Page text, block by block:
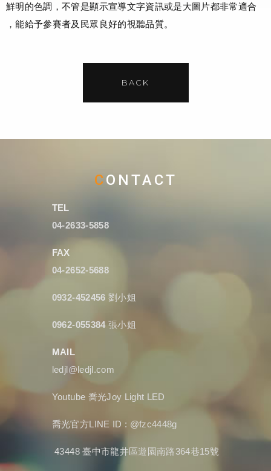
鮮明的色調，不管是顯示宣導文字資訊或是大圖片都非常適合
，能給予參賽者及民眾良好的視聽品質。
BACK
CONTACT
TEL
04-2633-5858
FAX
04-2652-5688
0932-452456 劉小姐
0962-055384張小姐
MAIL
ledjl@ledjl.com
Youtube 喬光Joy Light LED
喬光官方LINE ID : @fzc4448g
43448 臺中市龍井區遊園南路364巷15號